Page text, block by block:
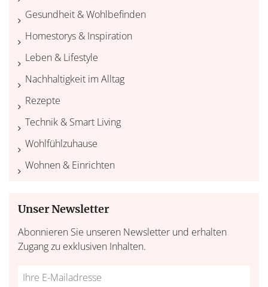
Gesundheit & Wohlbefinden
Homestorys & Inspiration
Leben & Lifestyle
Nachhaltigkeit im Alltag
Rezepte
Technik & Smart Living
Wohlfühlzuhause
Wohnen & Einrichten
Unser Newsletter
Abonnieren Sie unseren Newsletter und erhalten
Zugang zu exklusiven Inhalten.
Do
*Ihre